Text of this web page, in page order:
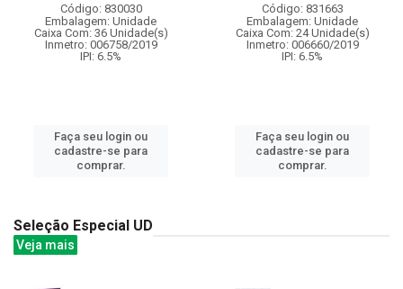
Código: 830030
Embalagem: Unidade
Caixa Com: 36 Unidade(s)
Inmetro: 006758/2019
IPI: 6.5%
Faça seu login ou
cadastre-se para
comprar.
Código: 831663
Embalagem: Unidade
Caixa Com: 24 Unidade(s)
Inmetro: 006660/2019
IPI: 6.5%
Faça seu login ou
cadastre-se para
comprar.
Seleção Especial UD
Veja mais